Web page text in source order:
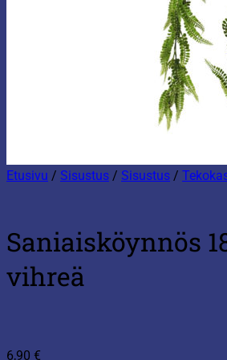
Etusivu / Sisustus / Sisustus /
Saniaisköynnös
vihreä
6,90 €